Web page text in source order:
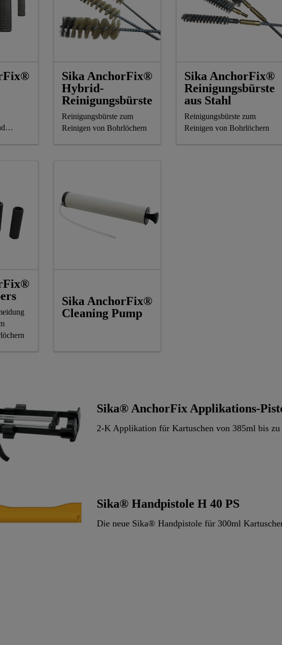
Sika AnchorFix®
Hybrid-
Reinigungsbürste
Reinigungsbürste zum
Reinigen von Bohrlöchern
Sika AnchorFix®
Reinigungsbürste
aus Stahl
Reinigungsbürste zum
Reinigen von Bohrlöchern
Sika AnchorFix®
Cleaning Pump
Sika® AnchorFix Applikations-
2-K Applikation für Kartuschen von 385ml bis
Sika® Handpistole H 40 PS
Die neue Sika® Handpistole für 300ml